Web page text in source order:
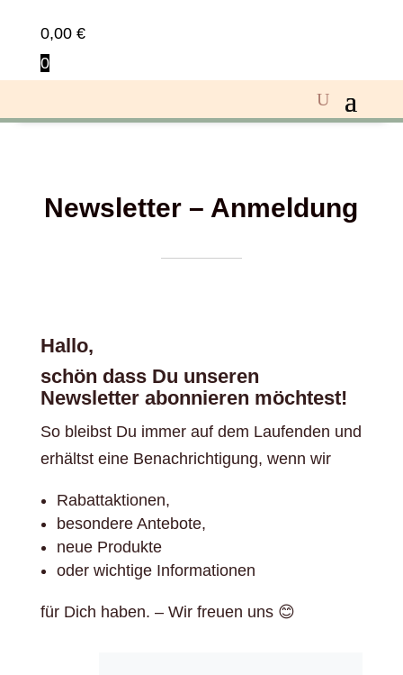
0,00 €
0
Newsletter – Anmeldung
Hallo,
schön dass Du unseren
Newsletter abonnieren möchtest!
So bleibst Du immer auf dem Laufenden und
erhältst eine Benachrichtigung, wenn wir
Rabattaktionen,
besondere Antebote,
neue Produkte
oder wichtige Informationen
für Dich haben. – Wir freuen uns 😊